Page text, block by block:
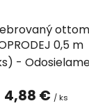
0,5 m
4,88 € / ks